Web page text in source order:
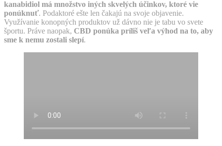
kanabidiol má množstvo iných skvelých účinkov, ktoré vie
ponúknuť. Podaktoré ešte len čakajú na svoje objavenie.
Využívanie konopných produktov už dávno nie je tabu vo svete
športu. Práve naopak, CBD ponúka príliš veľa výhod na to, aby
sme k nemu zostali slepí.